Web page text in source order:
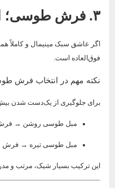
۳. فرش طوسی؛ انتخابی مدرن و ساده
اگر عاشق سبک مینیمال و کاملاً
فوق‌العاده است.
نکته مهم در انتخاب فرش
برای جلوگیری از یک‌دست شدن بیش
مبل طوسی روشن → فرش
مبل طوسی تیره → فرش
این ترکیب بسیار شیک، مرتب و